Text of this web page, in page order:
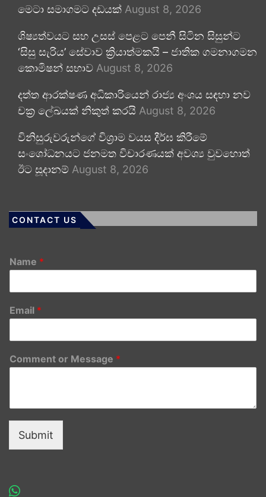
මෙටා සමාගමට දඩයක් August 8, 2026
ශිෂ්‍යත්වයට සහ උසස් පෙළට පෙනී සිටින සිසුන්ට
‘සිසු සැරිය’ සේවාව ක්‍රියාත්මකයි – ජාතික ගමනාගමන
කොමිෂන් සභාව August 8, 2026
දත්ත ආරක්ෂණ අධිකාරියෙන් රාජ්‍ය අංශය සඳහා නව
චක්‍ර ලේඛයක් නිකුත් කරයි August 8, 2026
විනිසුරුවරුන්ගේ විශ්‍රාම වයස දීර්ඝ කිරීමේ
සංශෝධනයට ජනමත විචාරණයක් අවශ්‍ය වුවහොත්
ඊට සූදානම් August 8, 2026
CONTACT US
Name *
Email *
Comment or Message *
Submit